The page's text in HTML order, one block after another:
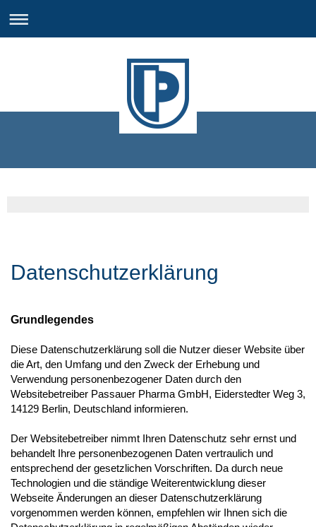
Datenschutzerklärung
Grundlegendes
Diese Datenschutzerklärung soll die Nutzer dieser Website über
die Art, den Umfang und den Zweck der Erhebung und
Verwendung personenbezogener Daten durch den
Websitebetreiber Passauer Pharma GmbH, Eiderstedter Weg 3,
14129 Berlin, Deutschland informieren.
Der Websitebetreiber nimmt Ihren Datenschutz sehr ernst und
behandelt Ihre personenbezogenen Daten vertraulich und
entsprechend der gesetzlichen Vorschriften. Da durch neue
Technologien und die ständige Weiterentwicklung dieser
Webseite Änderungen an dieser Datenschutzerklärung
vorgenommen werden können, empfehlen wir Ihnen sich die